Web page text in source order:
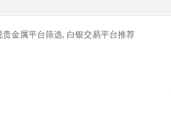
贵金属平台筛选, 白银交易平台推荐